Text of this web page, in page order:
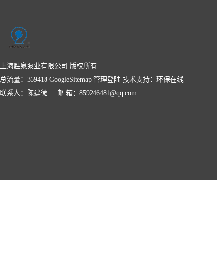
上海胜泉泵业有限公司 版权所有
总流量：369418 GoogleSitemap 管理登陆 技术支持： 环保在线
联系人：陈建微 邮 箱：859246481@qq.com